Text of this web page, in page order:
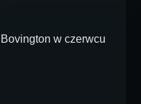
w czerwcu